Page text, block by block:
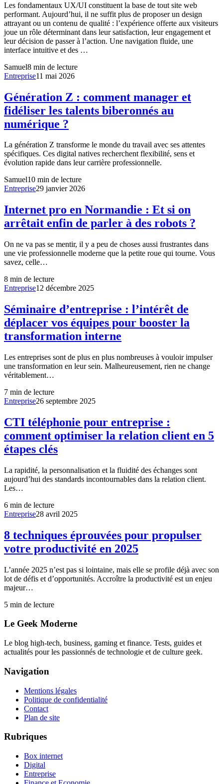
Les fondamentaux UX/UI constituent la base de tout site web
performant. Aujourd’hui, il ne suffit plus de proposer un design
attrayant ou un contenu de qualité : l’expérience offerte aux visiteurs
joue un rôle déterminant dans leur satisfaction, leur engagement et
leur décision de passer à l’action. Une navigation fluide, une
interface intuitive et des …
Samuel8 min de lecture
Entreprise11 mai 2026
Génération Z : comment manager et
fidéliser les talents biberonnés au
numérique ?
La génération Z transforme le monde du travail avec ses attentes
spécifiques. Ces digital natives recherchent flexibilité, sens et
évolution rapide dans leur carrière professionnelle.
Samuel10 min de lecture
Entreprise29 janvier 2026
Internet pro en Normandie : Et si on
arrêtait enfin de parler à des robots ?
On ne va pas se mentir, il y a peu de choses aussi frustrantes dans
une vie professionnelle moderne que la petite roue qui tourne. Vous
savez, celle…
8 min de lecture
Entreprise12 décembre 2025
Séminaire d’entreprise : l’intérêt de
déplacer vos équipes pour booster la
transformation interne
Les entreprises sont de plus en plus nombreuses à vouloir impulser
une transformation en leur sein. Malheureusement, rien ne change
véritablement…
7 min de lecture
Entreprise26 septembre 2025
CTI téléphonie pour entreprise :
comment optimiser la relation client en 5
étapes clés
La rapidité, la personnalisation et la fluidité des échanges sont
aujourd’hui des standards incontournables dans la relation client.
Les…
6 min de lecture
Entreprise28 avril 2025
8 techniques éprouvées pour propulser
votre productivité en 2025
L’année 2025 n’est pas si lointaine, mais elle se profile déjà avec son
lot de défis et d’opportunités. Accroître la productivité est un enjeu
majeur…
5 min de lecture
Le Geek Moderne
Le blog high-tech, business, gaming et finance. Tests, guides et
actualités pour les passionnés de technologie et de culture geek.
Navigation
Mentions légales
Politique de confidentialité
Contact
Plan de site
Rubriques
Box internet
Digital
Entreprise